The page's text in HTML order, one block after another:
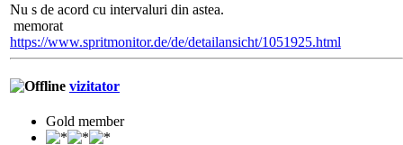
Nu s de acord cu intervaluri din astea.
memorat
https://www.spritmonitor.de/de/detailansicht/1051925.html
vizitator
Gold member